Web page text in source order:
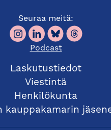
Seuraa meitä:
Podcast
Laskutustiedot
Viestintä
Henkilökunta
kauppakamarin